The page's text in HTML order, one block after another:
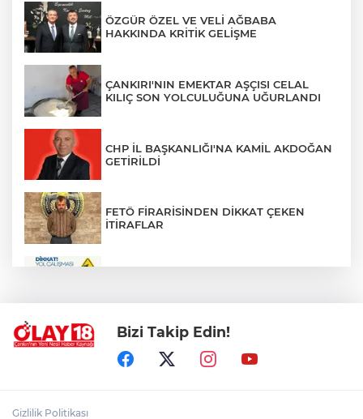
ÖZGÜR ÖZEL VE VELİ AĞBABA
HAKKINDA KRİTİK GELİŞME
ÇANKIRI'NIN EMEKTAR AŞÇISI CELAL
KILIÇ SON YOLCULUĞUNA UĞURLANDI
CHP İL BAŞKANLIĞI'NA KAMİL AKDOĞAN
GETİRİLDİ
FETÖ FİRARİSİNDEN DİKKAT ÇEKEN
İTİRAFLAR
PKK'NIN SİLAH BIRAKMA SÜRECİNDE
YENİ DÖNEM
Bizi Takip Edin!
Gizlilik Politikası